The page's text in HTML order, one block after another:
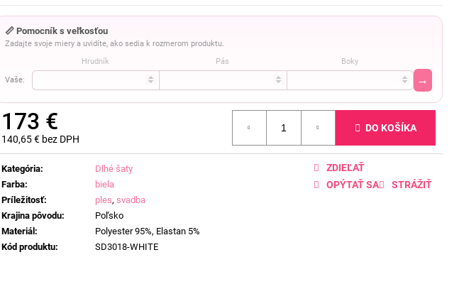
📏 Pomocník s veľkosťou
Zadajte svoje miery a uvidíte, ako sedia k rozmerom produktu.
Hrudník
Pás Boky
Vaše: →
173 €
140,65 € bez DPH
Jednotková
cena:
DO KOŠÍKA
Kategória:
Dlhé šaty
Farba:
biela
Príležitosť: ples, svadba
Krajina pôvodu:
Poľsko
Materiál:
Polyester 95%, Elastan 5%
Kód produktu: SD3018-WHITE
OPÝTAŤ SA STRÁŽIŤ
ZDIEĽAŤ